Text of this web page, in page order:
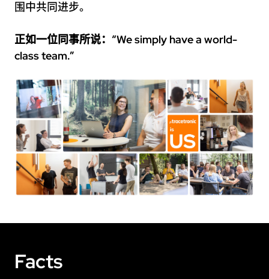
围中共同进步。
正如一位同事所说：“We simply have a world-
class team.”
Facts